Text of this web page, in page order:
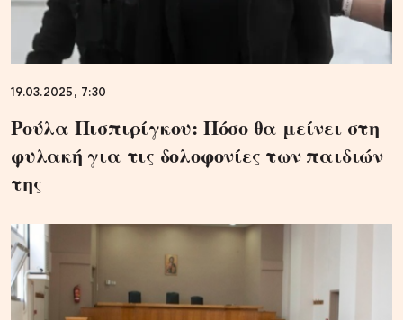
19.03.2025, 7:30
Ρούλα Πισπιρίγκου: Πόσο θα μείνει στη
φυλακή για τις δολοφονίες των παιδιών
της